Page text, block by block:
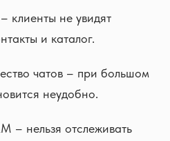
клиенты не увидят
и каталог.
чатов – при большом
неудобно.
– нельзя отслеживать